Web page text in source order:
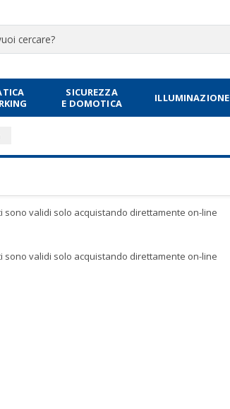
SICUREZZA
E DOMOTICA
ILLUMINAZIONE
sono validi solo acquistando direttamente on-line
sono validi solo acquistando direttamente on-line